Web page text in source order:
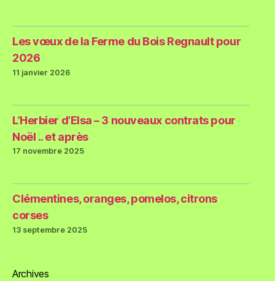
Les vœux de la Ferme du Bois Regnault pour
2026
11 janvier 2026
L’Herbier d’Elsa – 3 nouveaux contrats pour
Noël .. et après
17 novembre 2025
Clémentines, oranges, pomelos, citrons
corses
13 septembre 2025
Archives